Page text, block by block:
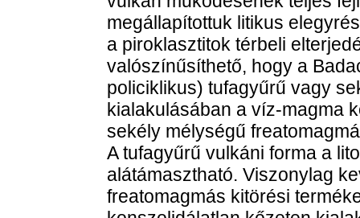
megállapítottuk litikus
a piroklasztitok térbeli
valószínűsíthető, hogy a
policiklikus) tufagyűrű vagy
kialakulásában a víz-magma
sekély mélységű
A tufagyűrű vulkáni forma a
alátámasztható. Viszonylag
freatomagmás kitörési